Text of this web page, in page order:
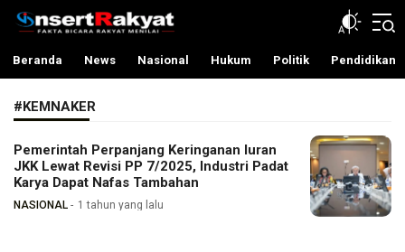
InsertRakyat.com
Fakta Bicara Rakyat Menilai
Beranda News Nasional Hukum Politik Pendidikan
#KEMNAKER
Pemerintah Perpanjang Keringanan Iuran
JKK Lewat Revisi PP 7/2025, Industri Padat
Karya Dapat Nafas Tambahan
NASIONAL 1 tahun yang lalu